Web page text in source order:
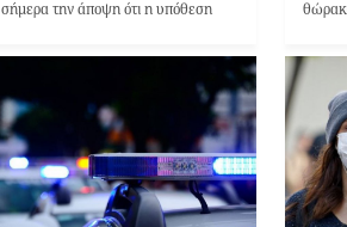
σήμερα την άποψη ότι η υπόθεση
Πάτρα θα έπρεπε να οδηγήσει σε μια
εκ νέου συζήτηση για την επαναφορά
της ισόβιας κάθειρξης αορίστου
χρόνου.